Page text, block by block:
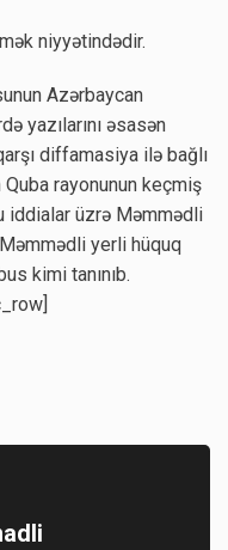
niyyətindədir.
Azərbaycan
yazılarını əsasən
diffamasiya ilə bağlı
Quba rayonunun keçmiş
iddialar üzrə Məmmədli
yerli hüquq
kimi tanınıb.